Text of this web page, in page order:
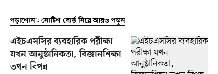
পড়াশোনা: নোটিশ বোর্ড নিয়ে আরও পড়ুন
এইচএসসির ব্যবহারিক পরীক্ষা
যখন আনুষ্ঠানিকতা, বিজ্ঞানশিক্ষা
তখন বিপন্ন